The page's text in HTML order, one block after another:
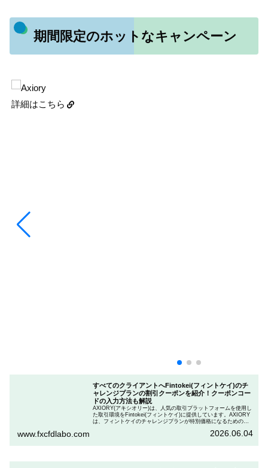
期間限定のホットなキャンペーン
詳細はこちら
すべてのクライアントへFintokei(フィントケイ)のチ
ャレンジプランの割引クーポンを紹介！クーポンコー
ドの入力方法も解説
AXIORY(アキシオリー)は、人気の取引プラットフォームを使用し
た取引環境をFintokei(フィントケイ)に提供しています。AXIORY
は、フィントケイのチャレンジプランが特別価格になるためのク
ランを申し込むときのクーポンコードを入力して割引にする方法
www.fxcfdlabo.com 2026.06.04